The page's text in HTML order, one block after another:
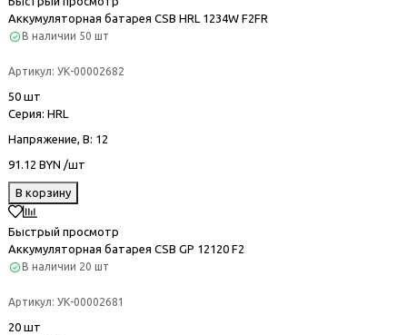
Аккумуляторная батарея CSB HRL 1234W F2FR
В наличии 50 шт
Артикул: УК-00002682
50 шт
Серия: HRL
Напряжение, В: 12
91.12 BYN /шт
В корзину
Быстрый просмотр
Аккумуляторная батарея CSB GP 12120 F2
В наличии 20 шт
Артикул: УК-00002681
20 шт